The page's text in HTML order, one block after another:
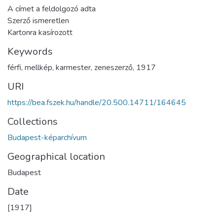
A címet a feldolgozó adta
Szerző ismeretlen
Kartonra kasírozott
Keywords
férfi, mellkép, karmester, zeneszerző, 1917
URI
https://bea.fszek.hu/handle/20.500.14711/164645
Collections
Budapest-képarchívum
Geographical location
Budapest
Date
[1917]